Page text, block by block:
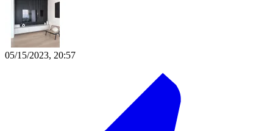
05/15/2023, 20:57